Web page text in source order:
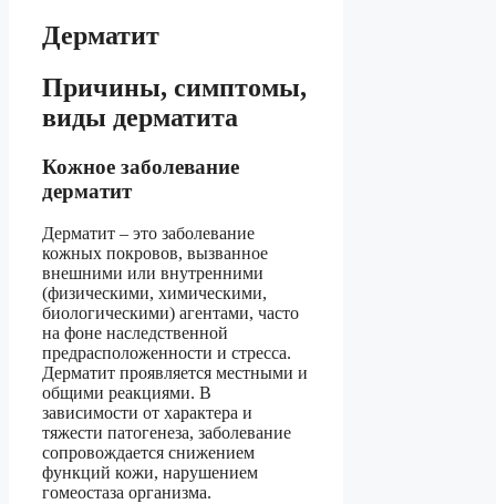
Дерматит
Причины, симптомы,
виды дерматита
Кожное заболевание
дерматит
Дерматит – это заболевание
кожных покровов, вызванное
внешними или внутренними
(физическими, химическими,
биологическими) агентами, часто
на фоне наследственной
предрасположенности и стресса.
Дерматит проявляется местными и
общими реакциями. В
зависимости от характера и
тяжести патогенеза, заболевание
сопровождается снижением
функций кожи, нарушением
гомеостаза организма.